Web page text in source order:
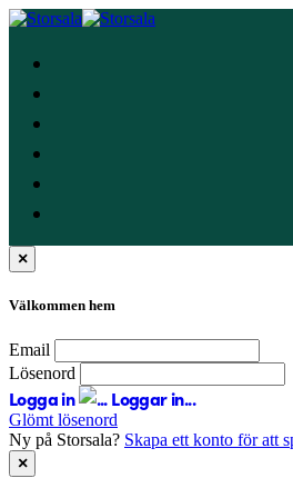
×
Välkommen hem
Email
Lösenord
Logga in Loggar in...
Glömt lösenord
Ny på Storsala? Skapa ett konto för att
×